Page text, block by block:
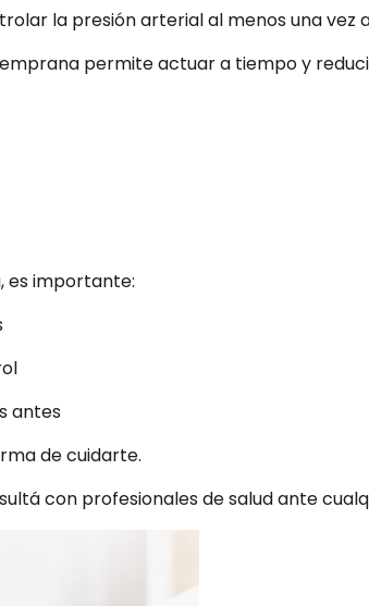
la presión arterial al menos una vez
permite actuar a tiempo y
es importante:
antes
de cuidarte.
con profesionales de salud ante